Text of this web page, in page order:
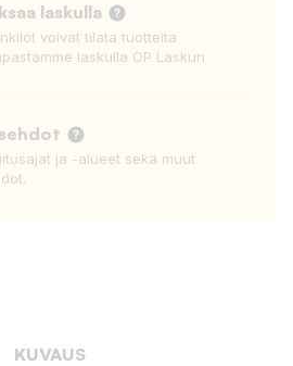
laskulla
voivat tilata tuotteita
laskulla OP Laskun
ja -alueet sekä muut
KUVAUS